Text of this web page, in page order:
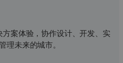
方案体验，协作设计、开发、实
理未来的城市。